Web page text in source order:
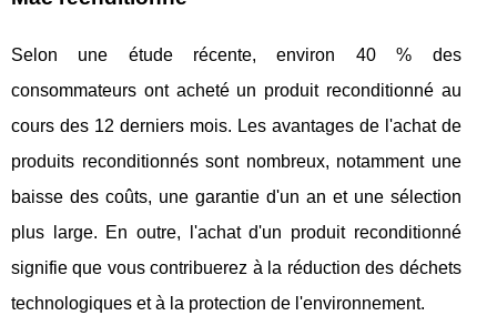
Selon une étude récente, environ 40 % des
consommateurs ont acheté un produit reconditionné au
cours des 12 derniers mois. Les avantages de l'achat de
produits reconditionnés sont nombreux, notamment une
baisse des coûts, une garantie d'un an et une sélection
plus large. En outre, l'achat d'un produit reconditionné
signifie que vous contribuerez à la réduction des déchets
technologiques et à la protection de l'environnement.